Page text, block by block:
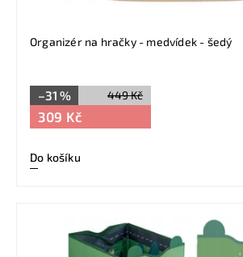
Organizér na hračky - medvídek - šedý
449 Kč
–31 %
309 Kč
Do košíku